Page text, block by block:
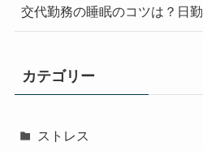
交代勤務の睡眠のコツは？日
カテゴリー
ストレス